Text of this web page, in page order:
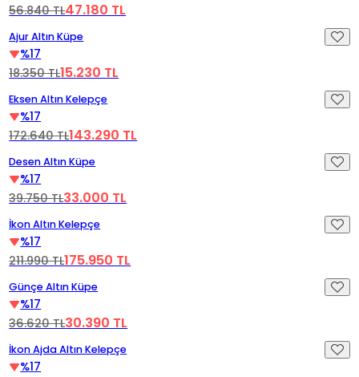
56.840 TL47.180 TL
Ajur Altın Küpe
%17
18.350 TL15.230 TL
Eksen Altın Kelepçe
%17
172.640 TL143.290 TL
Desen Altın Küpe
%17
39.750 TL33.000 TL
Videoyu Oynat
İkon Altın Kelepçe
%17
211.990 TL175.950 TL
Günçe Altın Küpe
%17
36.620 TL30.390 TL
Videoyu Oynat
İkon Ajda Altın Kelepçe
%17